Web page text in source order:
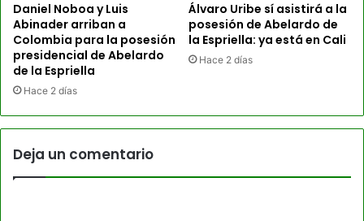
Daniel Noboa y Luis
Abinader arriban a
Colombia para la posesión
presidencial de Abelardo
de la Espriella
Hace 2 días
Álvaro Uribe sí asistirá a la
posesión de Abelardo de
la Espriella: ya está en Cali
Hace 2 días
Deja un comentario